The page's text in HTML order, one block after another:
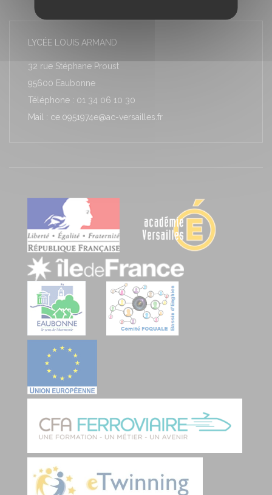
LYCÉE LOUIS ARMAND
32 rue Stéphane Proust
95600 Eaubonne
Téléphone : 01 34 06 10 30
Mail : ce.0951974e@ac-versailles.fr